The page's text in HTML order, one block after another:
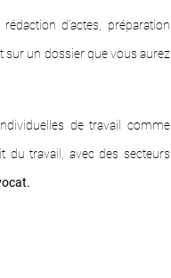
d’actes, préparation
sur un dossier que vous aurez
de travail comme
du travail, avec des secteurs